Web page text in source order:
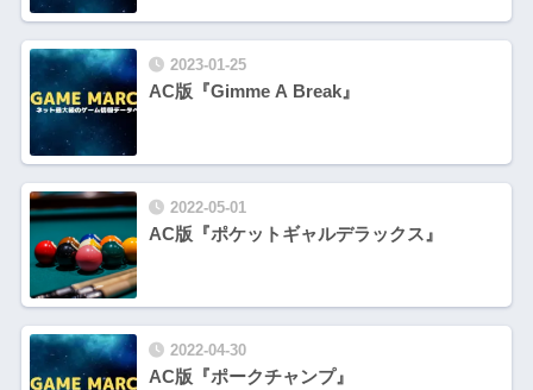
2023-01-25
AC版『Gimme A Break』
2022-05-01
AC版『ポケットギャルデラックス』
2022-04-30
AC版『ポークチャンプ』